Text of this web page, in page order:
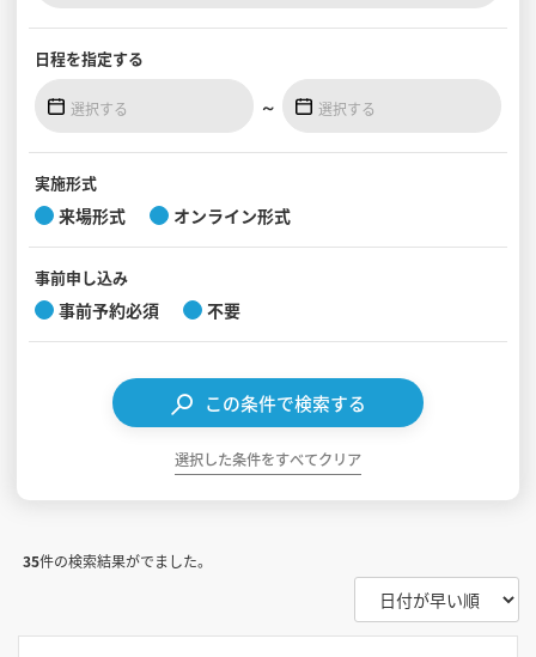
日程を指定する
～
実施形式
来場形式 オンライン形式
事前申し込み
事前予約必須 不要
この条件で検索する
選択した条件をすべてクリア
35件の検索結果がでました。